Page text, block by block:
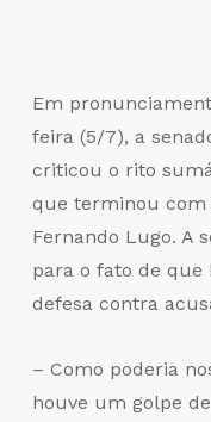
Em
feira (5/7), a
criticou o rito
que terminou com
Fernando Lugo. A
para o fato de que
defesa contra
– Como poderia
houve um golpe